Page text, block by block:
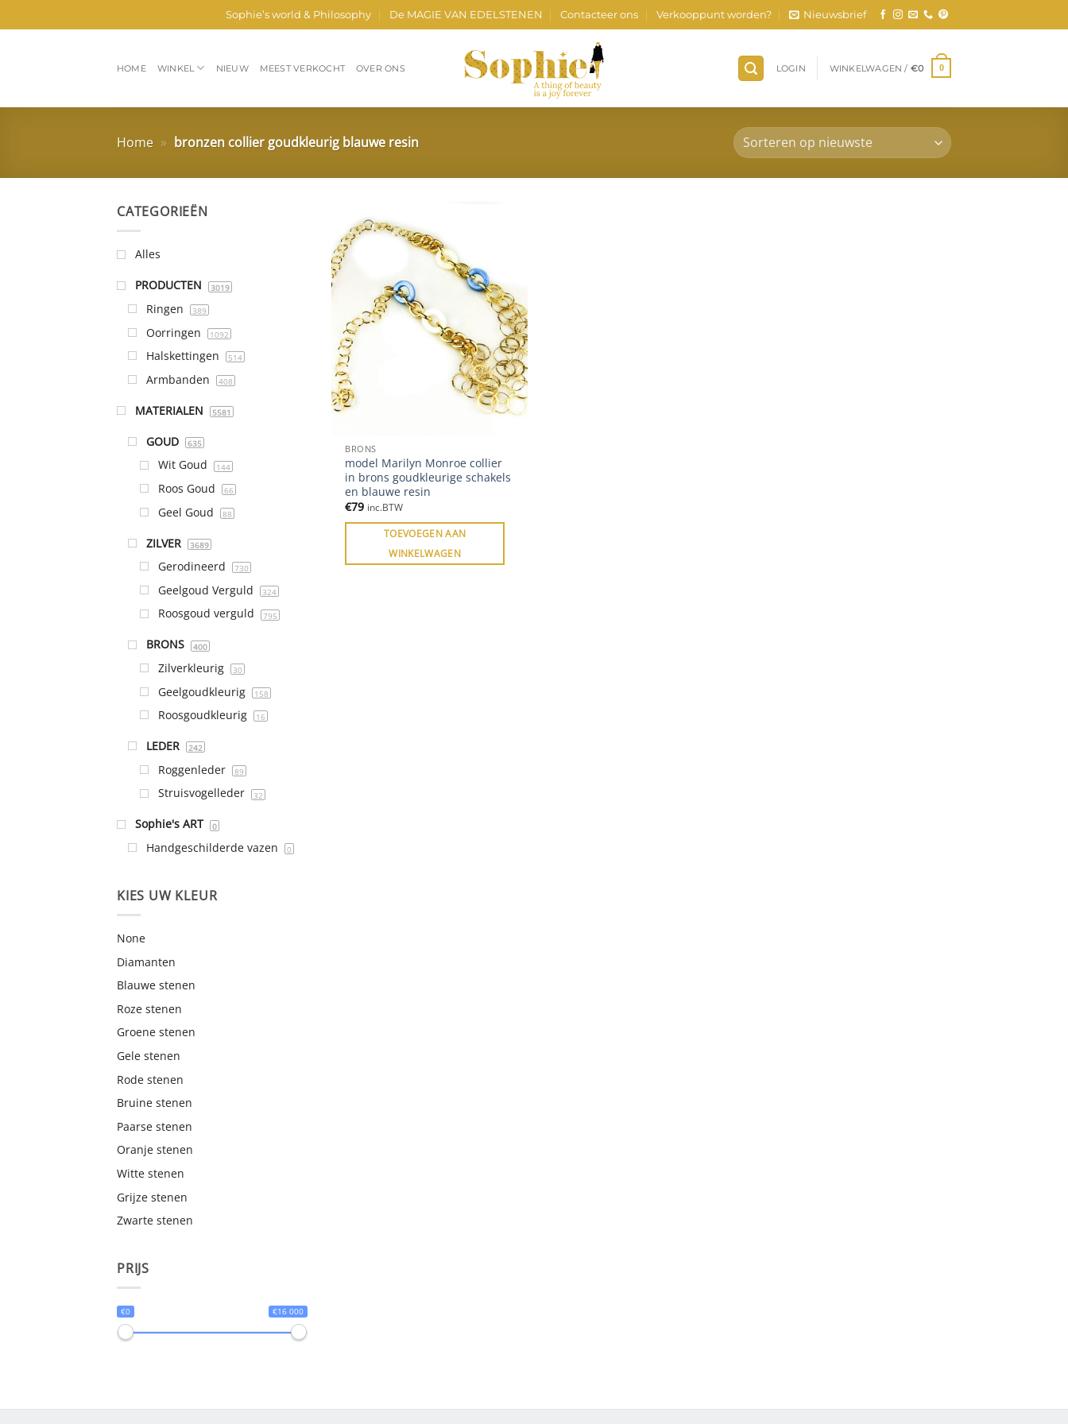
naar
Sophie’s world & Philosophy De MAGIE VAN EDELSTENEN Contacteer ons Verkooppunt worden? Nieuwsbrief
HOME WINKEL NIEUW MEEST VERKOCHT OVER ONS LOGIN WINKELWAGEN / €0 0
Home » bronzen collier goudkleurig blauwe resin
CATEGORIEËN
Alles
PRODUCTEN 3019
Ringen 389
Oorringen 1092
Halskettingen 514
Armbanden 408
MATERIALEN 5581
GOUD 635
Wit Goud 144
Roos Goud 66
Geel Goud 88
ZILVER 3689
Gerodineerd 730
Geelgoud Verguld 324
Roosgoud verguld 795
BRONS 400
Zilverkleurig 30
Geelgoudkleurig 158
Roosgoudkleurig 16
LEDER 242
Roggenleder 89
Struisvogelleder 32
Sophie's ART 0
Handgeschilderde vazen 0
KIES UW KLEUR
None
Diamanten
Blauwe stenen
Roze stenen
Groene stenen
Gele stenen
Rode stenen
Bruine stenen
Paarse stenen
Oranje stenen
Witte stenen
Grijze stenen
Zwarte stenen
PRIJS
€0 €16 000
BRONS
model Marilyn Monroe collier
in brons goudkleurige schakels
en blauwe resin
€79 inc.BTW
TOEVOEGEN AAN
WINKELWAGEN